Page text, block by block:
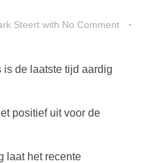
Steert with No Comment
de laatste tijd aardig
positief uit voor de
laat het recente